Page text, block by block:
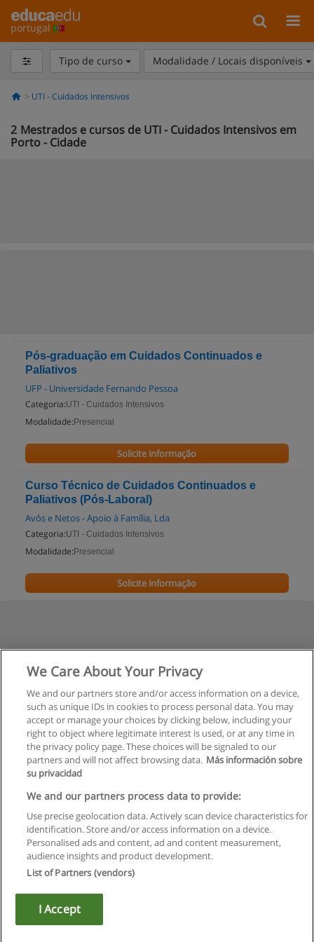
portugal
Tipo de curso Modalidade / Locais disponíveis
UTI - Cuidados Intensivos
2 Mestrados e cursos de UTI - Cuidados Intensivos em
Porto - Cidade
Pós-graduação em Cuidados Continuados e
Paliativos
UFP - Universidade Fernando Pessoa
Categoria:UTI - Cuidados Intensivos
Modalidade: Presencial
Solicite informação
Curso Técnico de Cuidados Continuados e
Paliativos (Pós-Laboral)
Avós e Netos - Apoio à Família, Lda
Categoria:UTI - Cuidados Intensivos
Modalidade: Presencial
Solicite informação
Regras de uso
Privacidade de dados
Copyright © Educaedu Business S.L. - CIF : B-95610580: -
We Care About Your Privacy
We and our partners store and/or access information on a device,
such as unique IDs in cookies to process personal data. You may
accept or manage your choices by clicking below, including your
right to object where legitimate interest is used, or at any time in
the privacy policy page. These choices will be signaled to our
partners and will not affect browsing data. Más información sobre
su privacidad
We and our partners process data to provide:
Use precise geolocation data. Actively scan device characteristics for
identification. Store and/or access information on a device.
Personalised ads and content, ad and content measurement,
audience insights and product development.
List of Partners (vendors)
I Accept